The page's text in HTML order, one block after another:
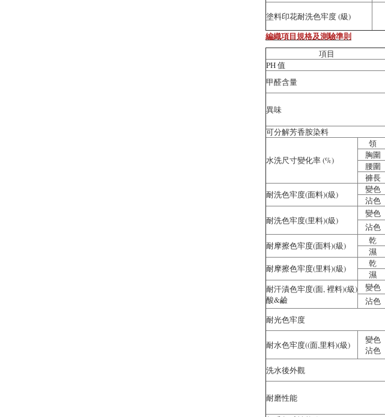
塗料印花耐洗色牢度 (級)
編織項目規格及測驗準則
項目
PH 值
甲醛含量
異味
可分解芳香胺染料
水洗尺寸變化率 (%)
領
胸圍
腰圍
褲長
耐洗色牢度(面料)(級)
變色
沾色
耐洗色牢度(里料)(級)
變色
沾色
耐摩擦色牢度(面料)(級)
乾
濕
耐摩擦色牢度(里料)(級)
乾
濕
耐汗漬色牢度(面, 裡料)(級)
酸&鹼
變色
沾色
耐光色牢度
耐水色牢度((面,里料)(級)
變色
沾色
洗水後外觀
耐磨性能